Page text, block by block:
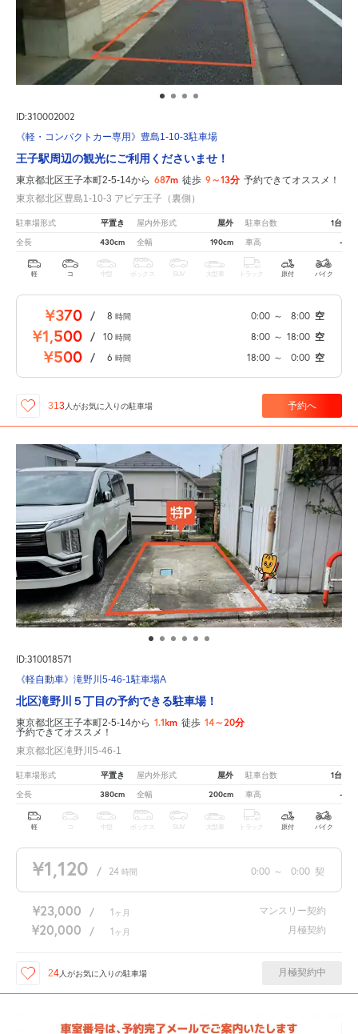
ID:310002002
《軽・コンパクトカー専用》豊島1-10-3駐車場
王子駅周辺の観光にご利用くださいませ！
東京都北区王子本町2-5-14から 687m 徒歩 9～13分 予約できてオススメ！
東京都北区豊島1-10-3 アビデ王子（裏側）
駐車場形式 平置き 屋内外形式 屋外 駐車台数 1台
全長 430cm 全幅 190cm 車高 -
軽 コ 中型 ボックス SUV 大型車 トラック 原付 バイク
¥370 / 8 時間 0:00 ～ 8:00 空
¥1,500 / 10 時間 8:00 ～ 18:00 空
¥500 / 6 時間 18:00 ～ 0:00 空
313人がお気に入りの駐車場 予約へ
ID:310018571
《軽自動車》滝野川5-46-1駐車場A
北区滝野川５丁目の予約できる駐車場！
東京都北区王子本町2-5-14から 1.1km 徒歩 14～20分
予約できてオススメ！
東京都北区滝野川5-46-1
駐車場形式 平置き 屋内外形式 屋外 駐車台数 1台
全長 380cm 全幅 200cm 車高 -
軽 中型 ボックス SUV 大型車 トラック 原付 バイク
¥1,120 / 24 時間 0:00 ～ 0:00 契
¥23,000 / 1 ヶ月 マンスリー契約
¥20,000 / 1 ヶ月 月極契約
24 人がお気に入りの駐車場 月極契約中